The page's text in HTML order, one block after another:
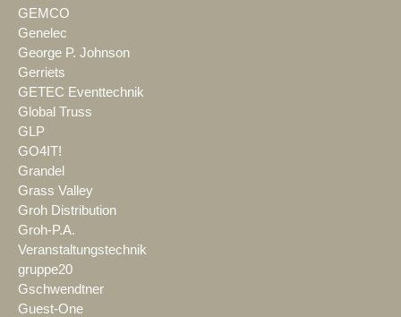
GEMCO
Genelec
George P. Johnson
Gerriets
GETEC Eventtechnik
Global Truss
GLP
GO4IT!
Grandel
Grass Valley
Groh Distribution
Groh-P.A.
Veranstaltungstechnik
gruppe20
Gschwendtner
Guest-One